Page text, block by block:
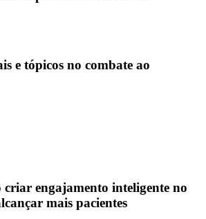
e tópicos no combate ao
engajamento inteligente no
mais pacientes